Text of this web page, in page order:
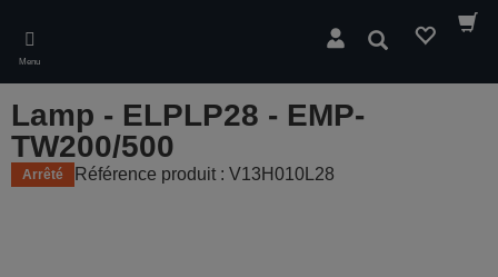
main
content
Menu
Rechercher
Lamp - ELPLP28 - EMP-
TW200/500
Arrêté Référence produit : V13H010L28